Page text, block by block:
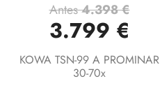
Antes4.398 €
3.799 €
KOWA TSN-99 A PROMINAR
30-70x